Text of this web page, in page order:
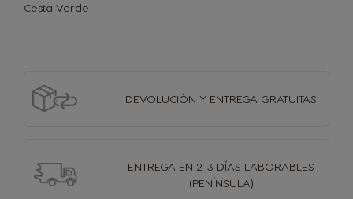
Cesta Verde
DEVOLUCIÓN Y ENTREGA GRATUITAS
ENTREGA EN 2-3 DÍAS LABORABLES
(PENÍNSULA)